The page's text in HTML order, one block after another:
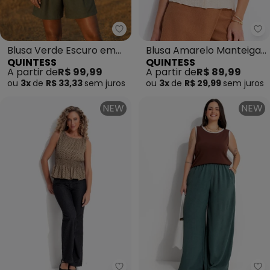
Quintess - Blusa Verde Escuro
Blusa Verde Escuro em
Tecido de Alfaiataria
QUINTESS
A partir deR$ 99,99
ou 3x de R$ 33,33 sem juros
Blusa Amarelo Manteiga
em Malha Texturizada
QUINTESS
A partir deR$ 89,99
ou 3x de R$ 29,99 sem juros
NEW NEW